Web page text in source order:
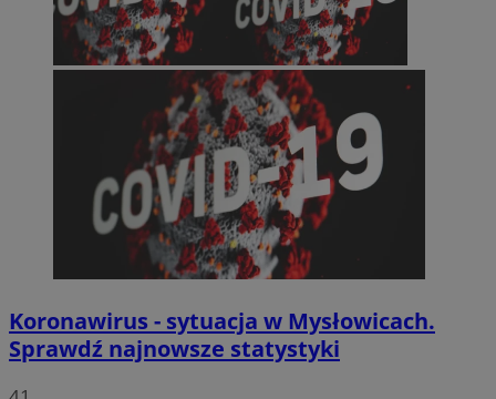
Koronawirus - sytuacja w Mysłowicach.
Sprawdź najnowsze statystyki